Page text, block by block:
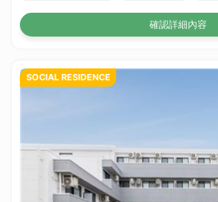
確認詳細內容
SOCIAL RESIDENCE